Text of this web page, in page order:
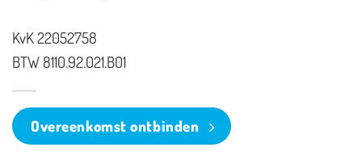
KvK 22052758
BTW 8110.92.021.B01
Overeenkomst ontbinden